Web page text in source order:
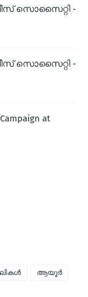
സൊസൈറ്റി -
സൊസൈറ്റി -
at
ആയൂര്‍